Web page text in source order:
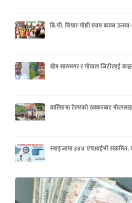
बि.पी. विचार गोष्ठी एवम काव्य
खेम सारुमगर र गोपाल जिटीलाई
वालिङमा टेलरको ठक्करबाट
स्याङ्जामा ३४४ एचआईभी संक्रमित,